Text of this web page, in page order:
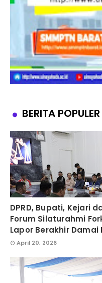
BERITA POPULER
DPRD, Bupati, Kejari
Forum Silaturahmi
Lapor Berakhir
April 20, 2026